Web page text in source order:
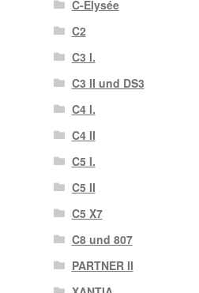
C-Elysée
C2
C3 I.
C3 II und DS3
C4 I.
C4 II
C5 I.
C5 II
C5 X7
C8 und 807
PARTNER II